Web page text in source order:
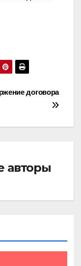
договора
авторы